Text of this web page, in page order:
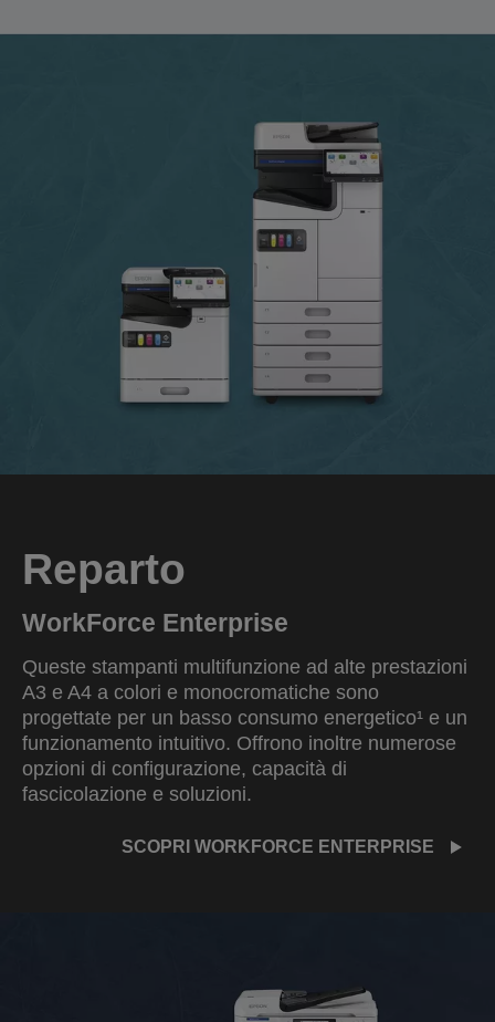
Reparto
WorkForce Enterprise
Queste stampanti multifunzione ad alte prestazioni
A3 e A4 a colori e monocromatiche sono
progettate per un basso consumo energetico¹ e un
funzionamento intuitivo. Offrono inoltre numerose
opzioni di configurazione, capacità di
fascicolazione e soluzioni.
SCOPRI WORKFORCE ENTERPRISE